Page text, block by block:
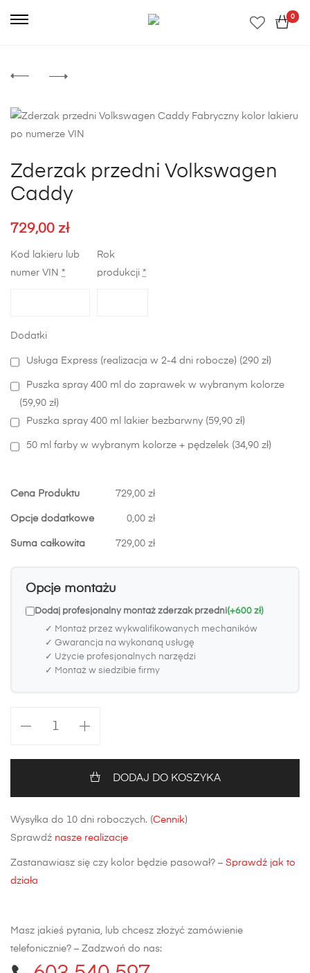
0
Zderzak przedni Volkswagen
Caddy
729,00 zł
Kod lakieru lub
numer VIN *
Rok
produkcji *
Dodatki
Usługa Express (realizacja w 2-4 dni robocze) (290 zł)
Puszka spray 400 ml do zaprawek w wybranym kolorze
(59,90 zł)
Puszka spray 400 ml lakier bezbarwny (59,90 zł)
50 ml farby w wybranym kolorze + pędzelek (34,90 zł)
Cena Produktu 729,00 zł
Opcje dodatkowe 0,00 zł
Suma całkowita 729,00 zł
Opcje montażu
Dodaj profesjonalny montaż zderzak przedni(+600 zł)
✓ Montaż przez wykwalifikowanych mechaników
✓ Gwarancja na wykonaną usługę
✓ Użycie profesjonalnych narzędzi
✓ Montaż w siedzibie firmy
DODAJ DO KOSZYKA
Wysyłka do 10 dni roboczych. (Cennik)
Sprawdź nasze realizacje
Zastanawiasz się czy kolor będzie pasował? – Sprawdź jak to
działa
Masz jakieś pytania, lub chcesz złożyć zamówienie
telefonicznie? – Zadzwoń do nas: